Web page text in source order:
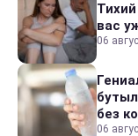
вас
06
без
06